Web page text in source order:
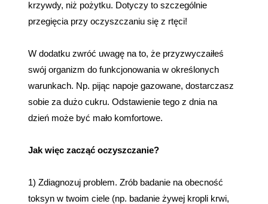
krzywdy, niż pożytku. Dotyczy to szczególnie
przegięcia przy oczyszczaniu się z rtęci!
W dodatku zwróć uwagę na to, że przyzwyczaiłeś
swój organizm do funkcjonowania w określonych
warunkach. Np. pijąc napoje gazowane, dostarczasz
sobie za dużo cukru. Odstawienie tego z dnia na
dzień może być mało komfortowe.
Jak więc zacząć oczyszczanie?
1) Zdiagnozuj problem. Zrób badanie na obecność
toksyn w twoim ciele (np. badanie żywej kropli krwi,